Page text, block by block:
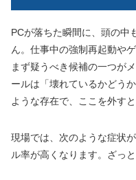
PCが落ちた瞬間に、頭の中
ん。仕事中の強制再起動や
まず疑うべき候補の一つが
ールは「壊れているかどう
ような存在で、ここを外す
現場では、次のような症状
ル率が高くなります。ざっ